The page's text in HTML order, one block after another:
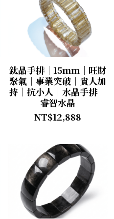
鈦晶手排｜15mm｜旺財
聚氣｜事業突破｜貴人加
持｜抗小人｜水晶手排｜
睿智水晶
NT$12,888